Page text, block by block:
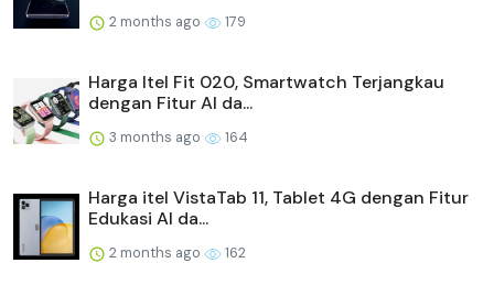
2 months ago 179
Harga Itel Fit 020, Smartwatch Terjangkau
dengan Fitur AI da...
3 months ago 164
Harga itel VistaTab 11, Tablet 4G dengan Fitur
Edukasi AI da...
2 months ago 162